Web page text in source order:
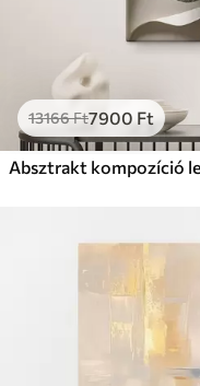
13166Ft7900 Ft
Absztrakt kompozíció